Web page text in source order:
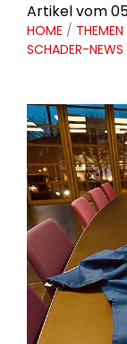
Artikel vom
HOME / THEMEN
SCHADER-NEWS